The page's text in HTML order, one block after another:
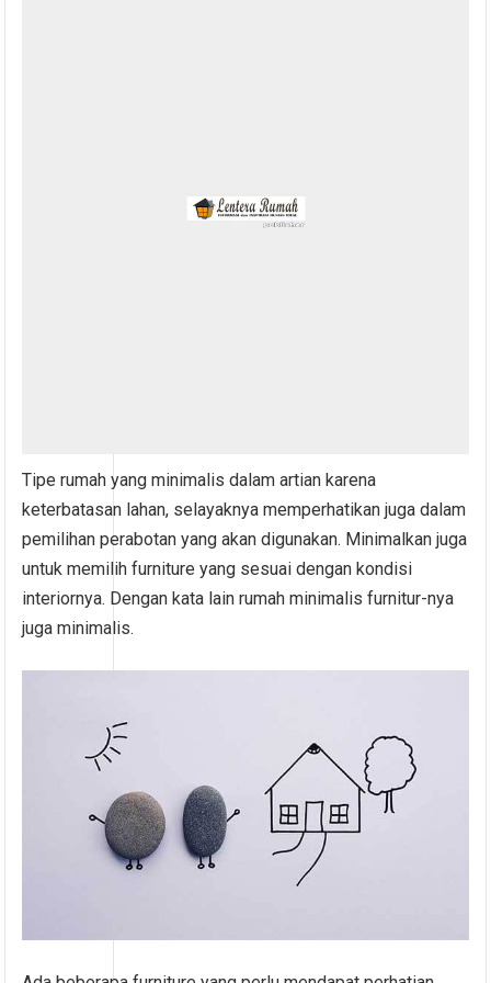
Tipe rumah yang minimalis dalam artian karena
keterbatasan lahan, selayaknya memperhatikan juga dalam
pemilihan perabotan yang akan digunakan. Minimalkan juga
untuk memilih furniture yang sesuai dengan kondisi
interiornya. Dengan kata lain rumah minimalis furnitur-nya
juga minimalis.